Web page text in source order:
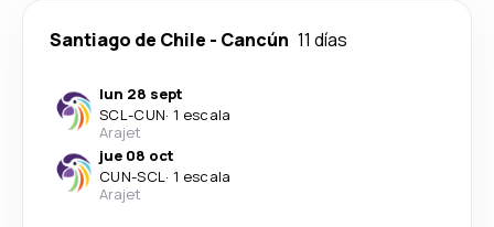
Santiago de Chile - Cancún 11 días
lun 28 sept
SCL-CUN· 1 escala
Arajet
jue 08 oct
CUN-SCL· 1 escala
Arajet